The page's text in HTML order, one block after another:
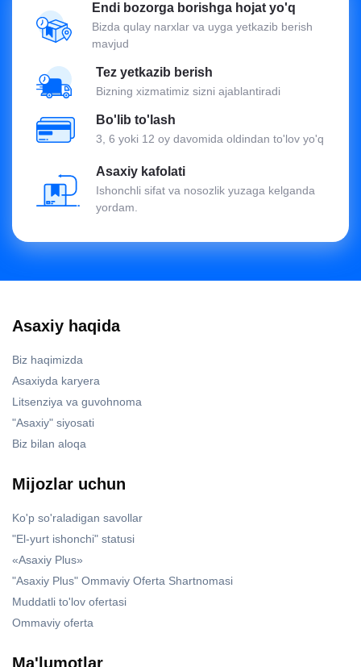
Endi bozorga borishga hojat yo'q
Bizda qulay narxlar va uyga yetkazib berish
mavjud
Tez yetkazib berish
Bizning xizmatimiz sizni ajablantiradi
Bo'lib to'lash
3, 6 yoki 12 oy davomida oldindan to'lov yo'q
Asaxiy kafolati
Ishonchli sifat va nosozlik yuzaga kelganda
yordam.
Asaxiy haqida
Biz haqimizda
Asaxiyda karyera
Litsenziya va guvohnoma
"Asaxiy" siyosati
Biz bilan aloqa
Mijozlar uchun
Ko'p so'raladigan savollar
"El-yurt ishonchi" statusi
«Asaxiy Plus»
"Asaxiy Plus" Ommaviy Oferta Shartnomasi
Muddatli to'lov ofertasi
Ommaviy oferta
Ma'lumotlar